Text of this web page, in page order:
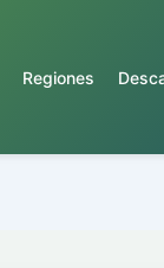
Regiones